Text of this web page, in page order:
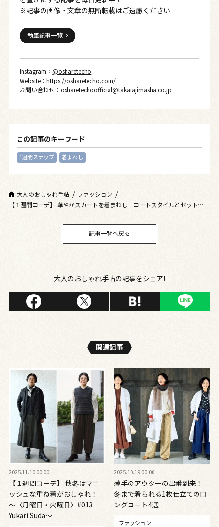
※記事の画像・文章の無断転載はご遠慮ください
執筆記事一覧
Instagram：@osharetecho
Website：https://osharetecho.com/
お問い合わせ：osharetechoofficial@takarajimasha.co.jp
この記事のキーワード
1週間スナップ 着まわし
大人のおしゃれ手帖
ファッション
【１週間コーデ】 華やかスカートを着まわし コートスタイルとセットアッ
記事一覧へ戻る
大人のおしゃれ手帖の記事をシェア!
関連記事
2025.11.10 00:00
【１週間コーデ】 秋冬はマニ
ッシュな重ね着がおしゃれ！
～〈月曜日・火曜日〉#013
Yukari Suda～
2025.10.19 00:00
薄手のアウターの出番到来！
冬まで着られる1枚仕立てのロ
ングコート4選
ファッション